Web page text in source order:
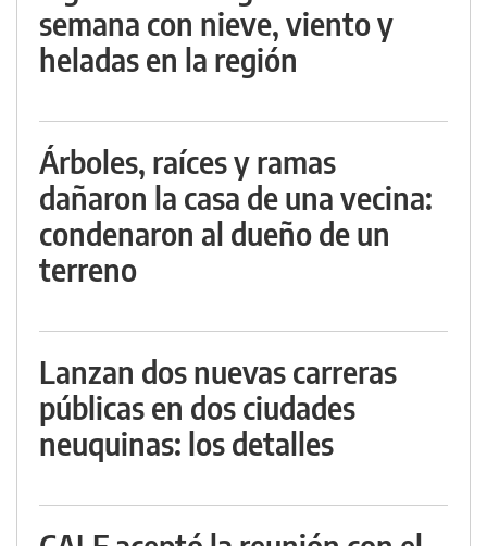
semana con nieve, viento y
heladas en la región
Árboles, raíces y ramas
dañaron la casa de una vecina:
condenaron al dueño de un
terreno
Lanzan dos nuevas carreras
públicas en dos ciudades
neuquinas: los detalles